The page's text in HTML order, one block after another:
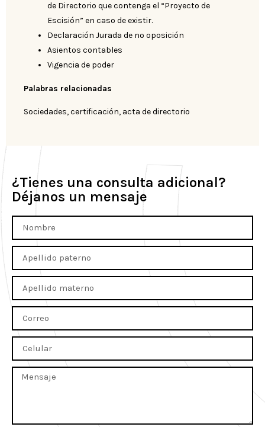
de Directorio que contenga el “Proyecto de
Escisión” en caso de existir.
Declaración Jurada de no oposición
Asientos contables
Vigencia de poder
Palabras relacionadas
Sociedades, certificación, acta de directorio
¿Tienes una consulta adicional?
Déjanos un mensaje